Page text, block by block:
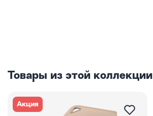
Товары из этой коллекции
Акция